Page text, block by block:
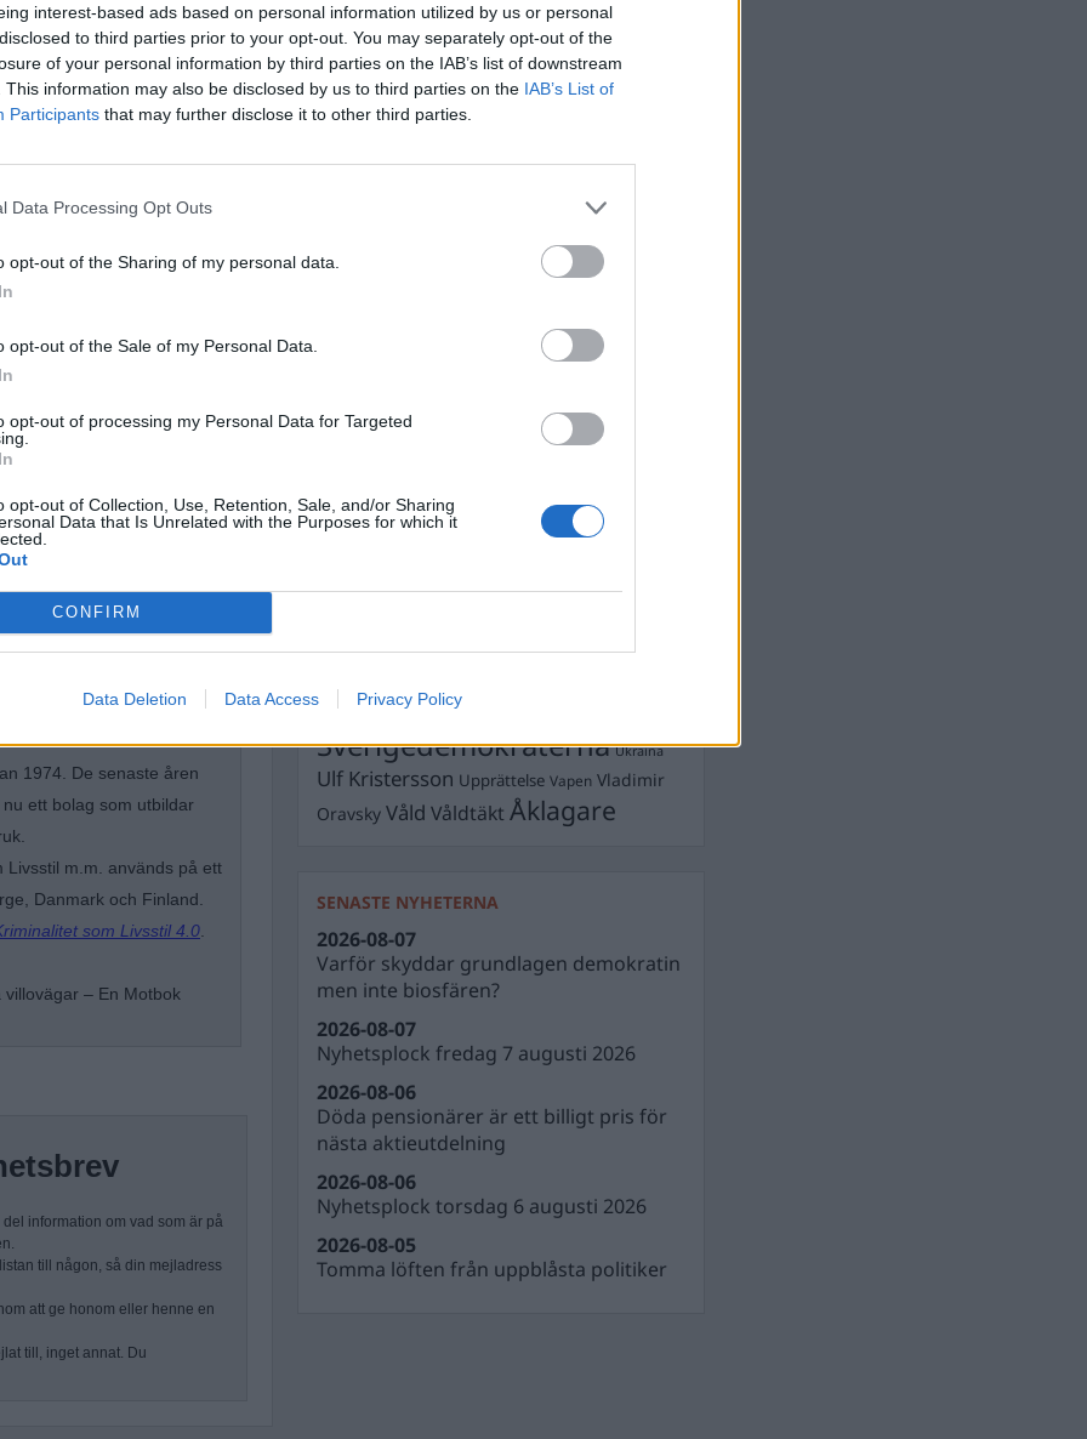
interest-based ads based on personal information utilized by us or personal
to third parties prior to your opt-out. You may separately opt-out of the
of your personal information by third parties on the IAB’s list of downstream
This information may also be disclosed by us to third parties on the IAB’s List of
Participants that may further disclose it to other third parties.
Data Processing Opt Outs
opt-out of the Sharing of my personal data.
opt-out of the Sale of my Personal Data.
opt-out of processing my Personal Data for Targeted
opt-out of Collection, Use, Retention, Sale, and/or Sharing
Data that Is Unrelated with the Purposes for which it
CONFIRM
Data Deletion Data Access Privacy Policy
1974. De senaste åren
ett bolag som utbildar
Livsstil m.m. används på ett
Danmark och Finland.
som Livsstil 4.0
– En Motbok
information om vad som är på
till någon, så din mejladress
att ge honom eller henne en
till, inget annat. Du
PRENUMERERA PÅ PARA§RAFS NYHETSBREV
Andreas
Magnusson
Brottslighet
Börje
Dick Sundevall
Fängelse Grov misshandel
Kriminalvården
Lagar Michael Pålsson
Mordförsök
Rättssäkerhet
Sverigedemokraterna Ukraina
Ulf Kristersson Upprättelse Vapen Vladimir
Oravsky Våld Våldtäkt Åklagare
SENASTE NYHETERNA
Varför skyddar grundlagen demokratin
men inte biosfären?
2026-08-07
Nyhetsplock fredag 7 augusti 2026
2026-08-07
Döda pensionärer är ett billigt pris för
nästa aktieutdelning
2026-08-06
Nyhetsplock torsdag 6 augusti 2026
2026-08-06
Tomma löften från uppblåsta politiker
2026-08-05